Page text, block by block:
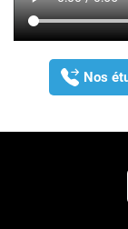
Nos